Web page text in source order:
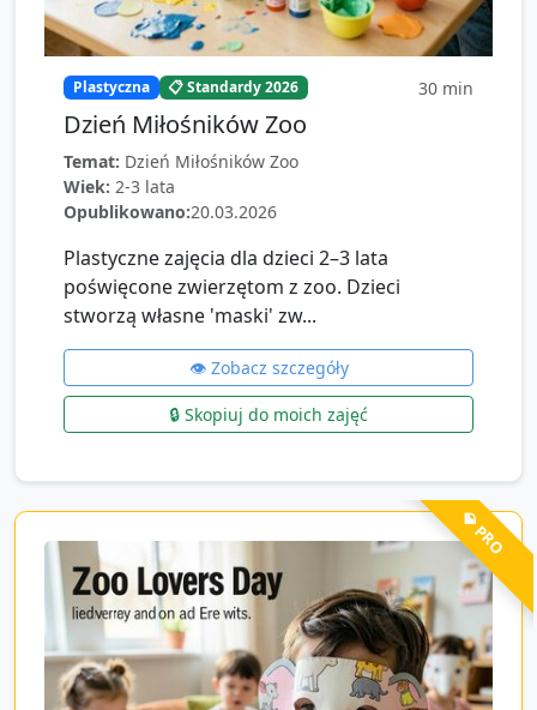
Plastyczna 📋 Standardy 2026 30 min
Dzień Miłośników Zoo
Temat: Dzień Miłośników Zoo
Wiek: 2-3 lata
Opublikowano:20.03.2026
Plastyczne zajęcia dla dzieci 2–3 lata
poświęcone zwierzętom z zoo. Dzieci
stworzą własne 'maski' zw...
👁️ Zobacz szczegóły
🔒 Skopiuj do moich zajęć
💎 PRO